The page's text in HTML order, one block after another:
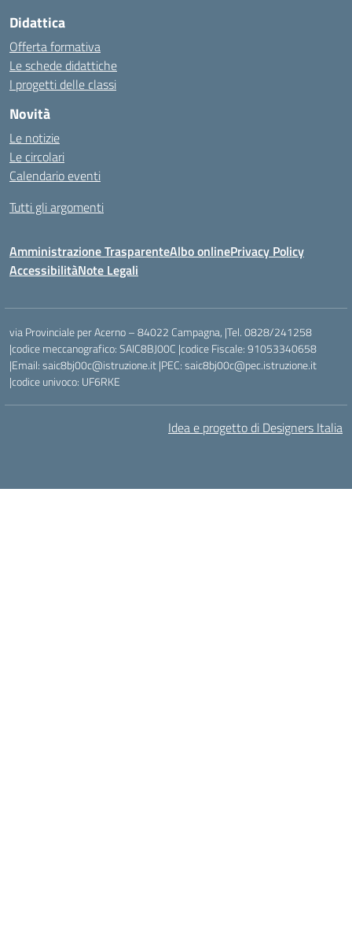
Didattica
Offerta formativa
Le schede didattiche
I progetti delle classi
Novità
Le notizie
Le circolari
Calendario eventi
Tutti gli argomenti
Amministrazione TrasparenteAlbo onlinePrivacy Policy
AccessibilitàNote Legali
via Provinciale per Acerno – 84022 Campagna, |Tel. 0828/241258
|codice meccanografico: SAIC8BJ00C |codice Fiscale: 91053340658
|Email: saic8bj00c@istruzione.it |PEC: saic8bj00c@pec.istruzione.it
|codice univoco: UF6RKE
Idea e progetto di Designers Italia